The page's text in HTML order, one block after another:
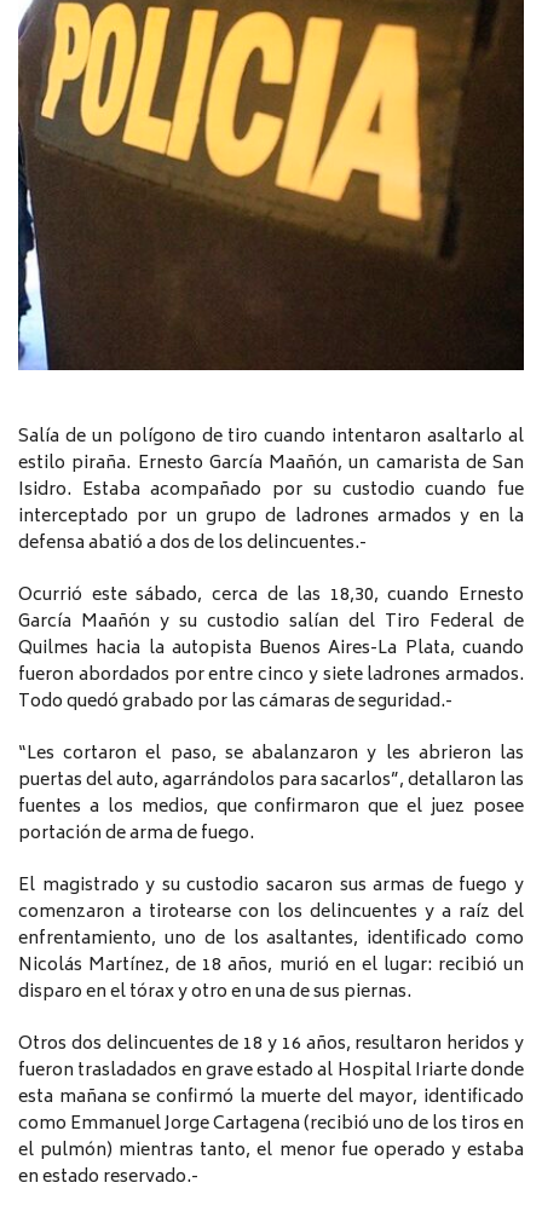
Salía de un polígono de tiro cuando intentaron asaltarlo al
estilo piraña. Ernesto García Maañón, un camarista de San
Isidro. Estaba acompañado por su custodio cuando fue
interceptado por un grupo de ladrones armados y en la
defensa abatió a dos de los delincuentes.-
Ocurrió este sábado, cerca de las 18,30, cuando Ernesto
García Maañón y su custodio salían del Tiro Federal de
Quilmes hacia la autopista Buenos Aires-La Plata, cuando
fueron abordados por entre cinco y siete ladrones armados.
Todo quedó grabado por las cámaras de seguridad.-
“Les cortaron el paso, se abalanzaron y les abrieron las
puertas del auto, agarrándolos para sacarlos”, detallaron las
fuentes a los medios, que confirmaron que el juez posee
portación de arma de fuego.
El magistrado y su custodio sacaron sus armas de fuego y
comenzaron a tirotearse con los delincuentes y a raíz del
enfrentamiento, uno de los asaltantes, identificado como
Nicolás Martínez, de 18 años, murió en el lugar: recibió un
disparo en el tórax y otro en una de sus piernas.
Otros dos delincuentes de 18 y 16 años, resultaron heridos y
fueron trasladados en grave estado al Hospital Iriarte donde
esta mañana se confirmó la muerte del mayor, identificado
como Emmanuel Jorge Cartagena (recibió uno de los tiros en
el pulmón) mientras tanto, el menor fue operado y estaba
en estado reservado.-